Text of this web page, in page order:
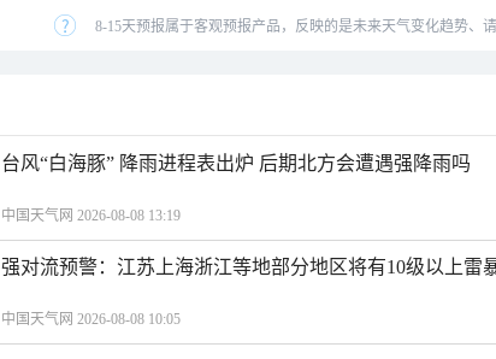
8-15天预报属于客观预报产品，反映的是未来天气变化趋势、
台风“白海豚” 降雨进程表出炉 后期北方会遭遇强降雨吗
中国天气网 2026-08-08 13:19
强对流预警：江苏上海浙江等地部分地区将有10级以上雷
中国天气网 2026-08-08 10:05